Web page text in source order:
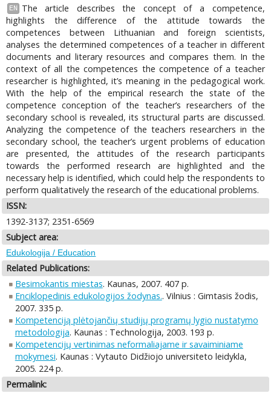
EN
The article describes the concept of a competence,
highlights the difference of the attitude towards the
competences between Lithuanian and foreign scientists,
analyses the determined competences of a teacher in different
documents and literary resources and compares them. In the
context of all the competences the competence of a teacher
researcher is highlighted, it’s meaning in the pedagogical work.
With the help of the empirical research the state of the
competence conception of the teacher’s researchers of the
secondary school is revealed, its structural parts are discussed.
Analyzing the competence of the teachers researchers in the
secondary school, the teacher’s urgent problems of education
are presented, the attitudes of the research participants
towards the performed research are highlighted and the
necessary help is identified, which could help the respondents to
perform qualitatively the research of the educational problems.
ISSN:
1392-3137; 2351-6569
Subject area:
Edukologija / Education
Related Publications:
Besimokantis miestas. Kaunas, 2007. 407 p.
Enciklopedinis edukologijos žodynas.. Vilnius : Gimtasis žodis,
2007. 335 p.
Kompetenciją plėtojančių studijų programų lygio nustatymo
metodologija. Kaunas : Technologija, 2003. 193 p.
Kompetencijų vertinimas neformaliajame ir savaiminiame
mokymesi. Kaunas : Vytauto Didžiojo universiteto leidykla,
2005. 224 p.
Permalink: